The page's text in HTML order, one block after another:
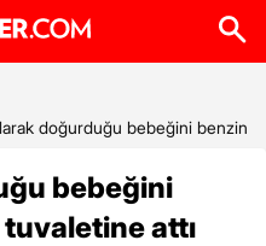
doğurduğu bebeğini benzin
bebeğini
attı